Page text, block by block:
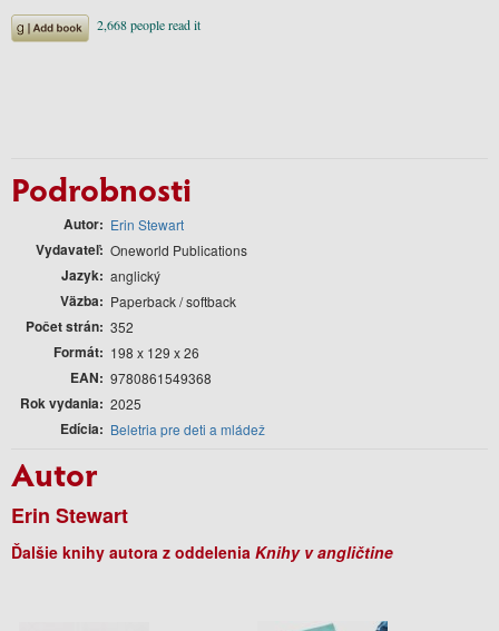
Podrobnosti
Autor Erin Stewart
Vydavateľ Oneworld Publications
Jazyk anglický
Väzba Paperback / softback
Počet strán 352
Formát 198 x 129 x 26
EAN 9780861549368
Rok vydania 2025
Edícia Beletria pre deti a mládež
Autor
Erin Stewart
Ďalšie knihy autora z oddelenia Knihy v angličtine